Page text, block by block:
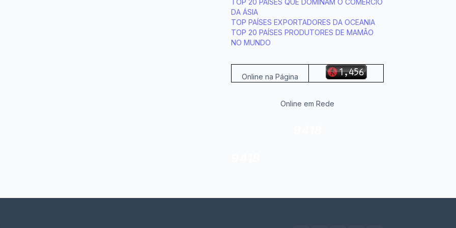
DA ÁSIA
TOP PAÍSES EXPORTADORES DA OCEANIA
TOP 20 PAÍSES PRODUTORES DE MAMÃO
NO MUNDO
Online na Página
Online em Rede